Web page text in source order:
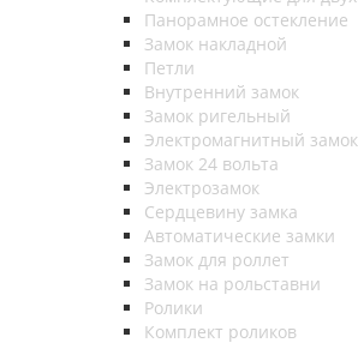
Панорамное остекление
Замок накладной
Петли
Внутренний замок
Замок ригельный
Электромагнитный замок
Замок 24 вольта
Электрозамок
Сердцевину замка
Автоматические замки
Замок для роллет
Замок на рольставни
Ролики
Комплект роликов